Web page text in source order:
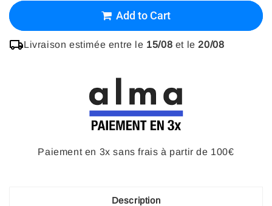
Add to Cart
Livraison estimée entre le 15/08 et le 20/08
Paiement en 3x sans frais à partir de 100€
Description